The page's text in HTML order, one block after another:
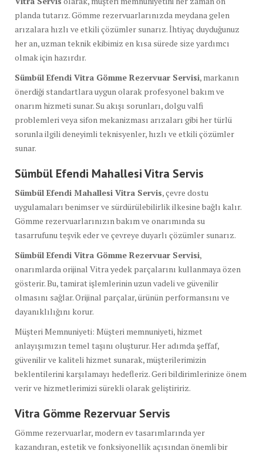
planda tutarız. Gömme rezervuarlarınızda meydana gelen
arızalara hızlı ve etkili çözümler sunarız. İhtiyaç duyduğunuz
her an, uzman teknik ekibimiz en kısa sürede size yardımcı
olmak için hazırdır.
Sümbül Efendi Vitra Gömme Rezervuar Servisi, markanın
önerdiği standartlara uygun olarak profesyonel bakım ve
onarım hizmeti sunar. Su akışı sorunları, dolgu valfi
problemleri veya sifon mekanizması arızaları gibi her türlü
sorunla ilgili deneyimli teknisyenler, hızlı ve etkili çözümler
sunar.
Sümbül Efendi Mahallesi Vitra Servis
Sümbül Efendi Mahallesi Vitra Servis, çevre dostu
uygulamaları benimser ve sürdürülebilirlik ilkesine bağlı kalır.
Gömme rezervuarlarınızın bakım ve onarımında su
tasarrufunu teşvik eder ve çevreye duyarlı çözümler sunarız.
Sümbül Efendi Vitra Gömme Rezervuar Servisi,
onarımlarda orijinal Vitra yedek parçalarını kullanmaya özen
gösterir. Bu, tamirat işlemlerinin uzun vadeli ve güvenilir
olmasını sağlar. Orijinal parçalar, ürünün performansını ve
dayanıklılığını korur.
Müşteri Memnuniyeti: Müşteri memnuniyeti, hizmet
anlayışımızın temel taşını oluşturur. Her adımda şeffaf,
güvenilir ve kaliteli hizmet sunarak, müşterilerimizin
beklentilerini karşılamayı hedefleriz. Geri bildirimlerinize önem
verir ve hizmetlerimizi sürekli olarak geliştiririz.
Vitra Gömme Rezervuar Servis
Gömme rezervuarlar, modern ev tasarımlarında yer
kazandıran, estetik ve fonksiyonellik açısından önemli bir